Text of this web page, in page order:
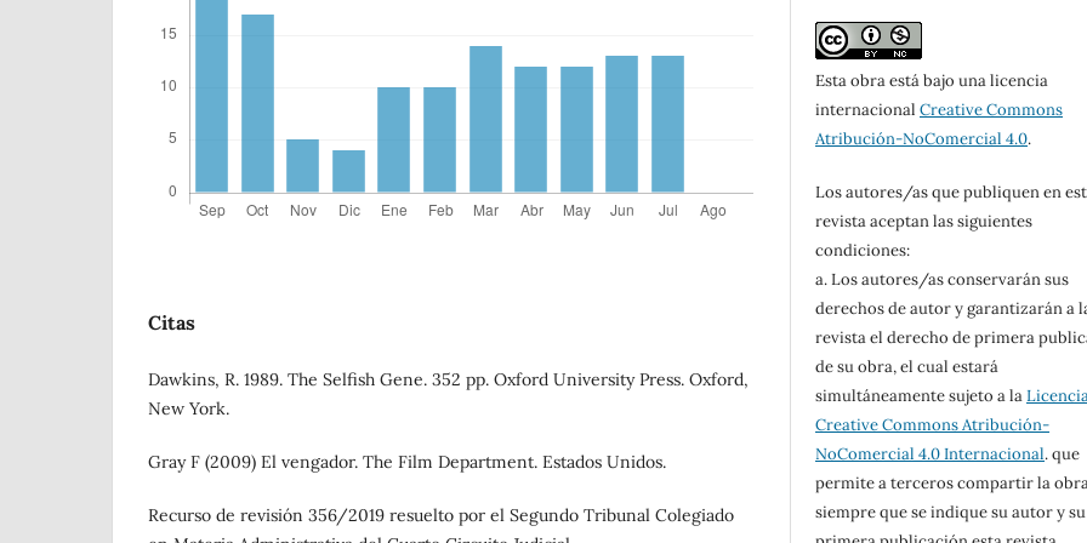
Citas
Dawkins, R. 1989. The Selfish Gene. 352 pp. Oxford University Press. Oxford,
New York.
Gray F (2009) El vengador. The Film Department. Estados Unidos.
Recurso de revisión 356/2019 resuelto por el Segundo Tribunal Colegiado
Esta obra está bajo una licencia
internacionalCreative Commons
Atribución-NoComercial 4.0.
Los autores/as que publiquen en
revista aceptan las siguientes
condiciones:
a. Los autores/as conservarán sus
derechos de autor y garantizarán a
revista el derecho de primera
de su obra, el cual estará
simultáneamente sujeto a la
Creative Commons Atribución-
NoComercial 4.0 Internacional. que
permite a terceros compartir la
siempre que se indique su autor y su